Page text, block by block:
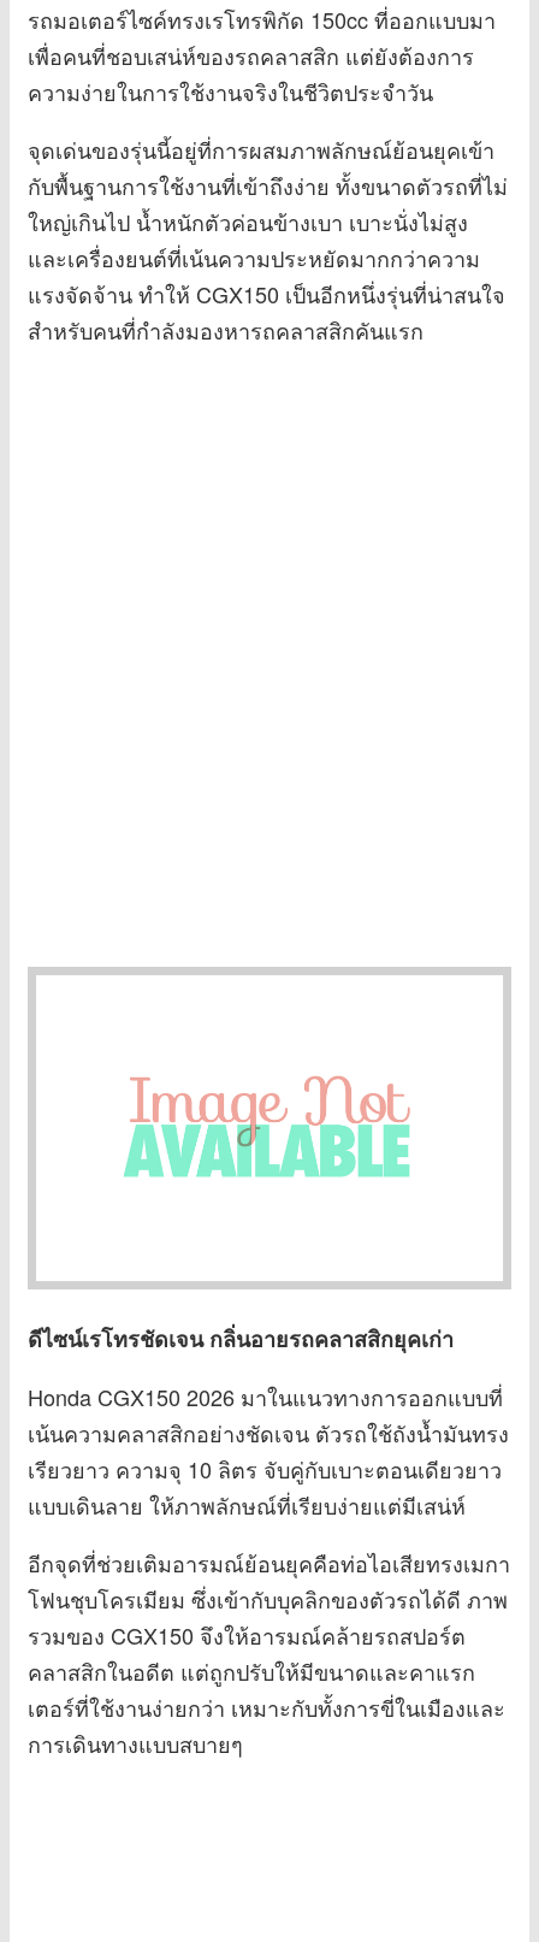
รถมอเตอร์ไซค์ทรงเรโทรพิกัด 150cc ที่ออกแบบมา
เพื่อคนที่ชอบเสน่ห์ของรถคลาสสิก แต่ยังต้องการ
ความง่ายในการใช้งานจริงในชีวิตประจำวัน
จุดเด่นของรุ่นนี้อยู่ที่การผสมภาพลักษณ์ย้อนยุคเข้า
กับพื้นฐานการใช้งานที่เข้าถึงง่าย ทั้งขนาดตัวรถที่ไม่
ใหญ่เกินไป น้ำหนักตัวค่อนข้างเบา เบาะนั่งไม่สูง
และเครื่องยนต์ที่เน้นความประหยัดมากกว่าความ
แรงจัดจ้าน ทำให้ CGX150 เป็นอีกหนึ่งรุ่นที่น่าสนใจ
สำหรับคนที่กำลังมองหารถคลาสสิกคันแรก
ดีไซน์เรโทรชัดเจน กลิ่นอายรถคลาสสิกยุคเก่า
Honda CGX150 2026 มาในแนวทางการออกแบบที่
เน้นความคลาสสิกอย่างชัดเจน ตัวรถใช้ถังน้ำมันทรง
เรียวยาว ความจุ 10 ลิตร จับคู่กับเบาะตอนเดียวยาว
แบบเดินลาย ให้ภาพลักษณ์ที่เรียบง่ายแต่มีเสน่ห์
อีกจุดที่ช่วยเติมอารมณ์ย้อนยุคคือท่อไอเสียทรงเมกา
โฟนชุบโครเมียม ซึ่งเข้ากับบุคลิกของตัวรถได้ดี ภาพ
รวมของ CGX150 จึงให้อารมณ์คล้ายรถสปอร์ต
คลาสสิกในอดีต แต่ถูกปรับให้มีขนาดและคาแรก
เตอร์ที่ใช้งานง่ายกว่า เหมาะกับทั้งการขี่ในเมืองและ
การเดินทางแบบสบายๆ